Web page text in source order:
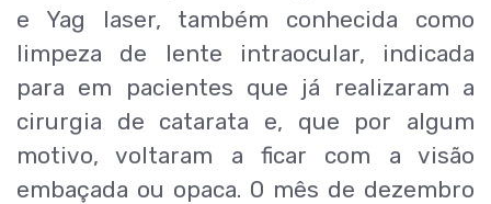
e Yag laser, também conhecida como
limpeza de lente intraocular, indicada
para em pacientes que já realizaram a
cirurgia de catarata e, que por algum
motivo, voltaram a ficar com a visão
embaçada ou opaca. O mês de dezembro